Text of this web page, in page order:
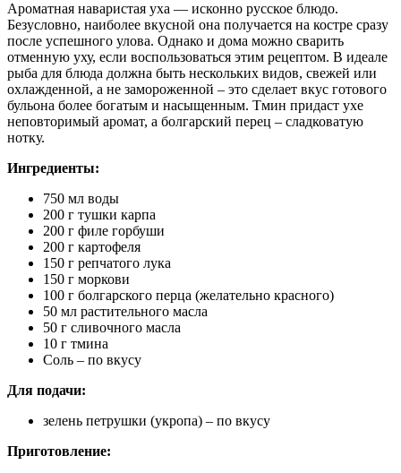
Ароматная наваристая уха — исконно русское блюдо.
Безусловно, наиболее вкусной она получается на костре сразу
после успешного улова. Однако и дома можно сварить
отменную уху, если воспользоваться этим рецептом. В идеале
рыба для блюда должна быть нескольких видов, свежей или
охлажденной, а не замороженной – это сделает вкус готового
бульона более богатым и насыщенным. Тмин придаст ухе
неповторимый аромат, а болгарский перец – сладковатую
нотку.
Ингредиенты:
750 мл воды
200 г тушки карпа
200 г филе горбуши
200 г картофеля
150 г репчатого лука
150 г моркови
100 г болгарского перца (желательно красного)
50 мл растительного масла
50 г сливочного масла
10 г тмина
Соль – по вкусу
Для подачи:
зелень петрушки (укропа) – по вкусу
Приготовление: